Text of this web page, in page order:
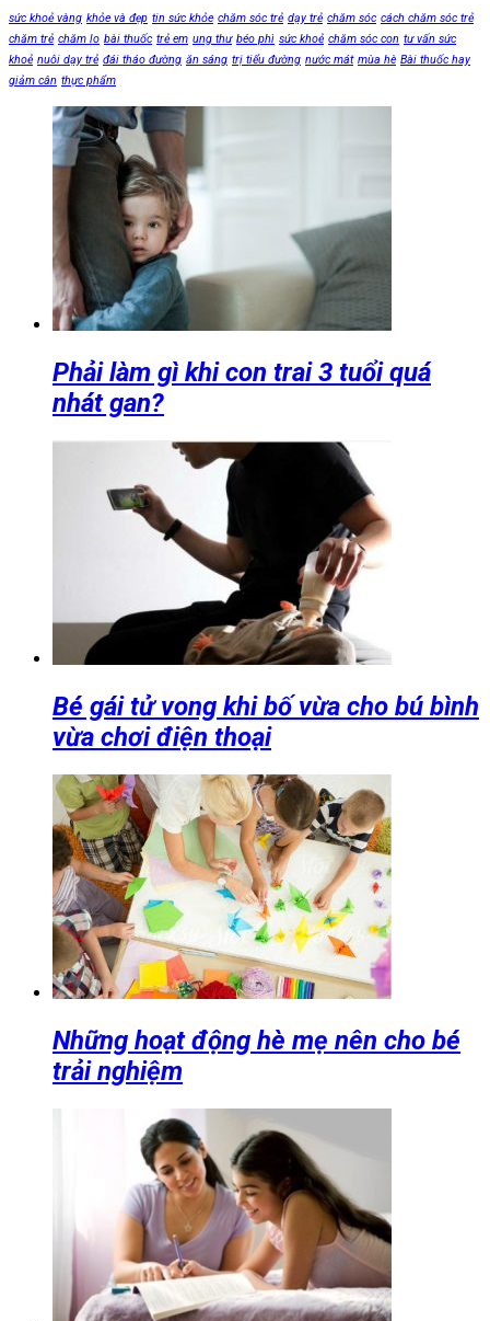
sức khoẻ vàng khỏe và đẹp tin sức khỏe chăm sóc trẻ dạy trẻ chăm sóc cách chăm sóc trẻ
chăm trẻ chăm lo bài thuốc trẻ em ung thư béo phì sức khoẻ chăm sóc con tư vấn sức
khoẻ nuôi dạy trẻ đái tháo đường ăn sáng trị tiểu đường nước mát mùa hè Bài thuốc hay
giảm cân thực phẩm
Phải làm gì khi con trai 3 tuổi quá
nhát gan?
Bé gái tử vong khi bố vừa cho bú bình
vừa chơi điện thoại
Những hoạt động hè mẹ nên cho bé
trải nghiệm